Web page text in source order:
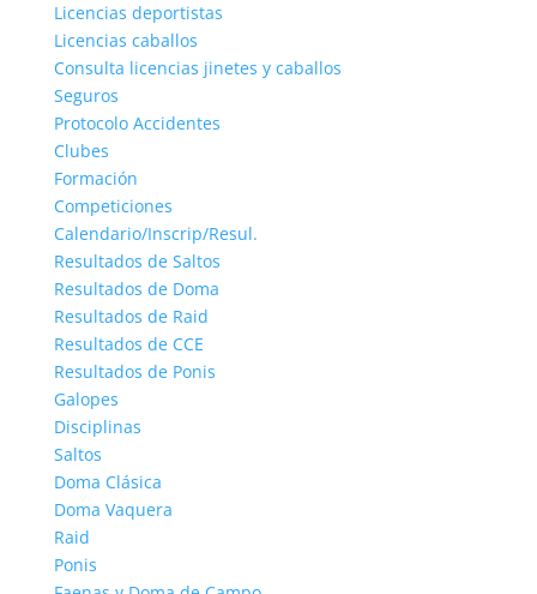
Licencias deportistas
Licencias caballos
Consulta licencias jinetes y caballos
Seguros
Protocolo Accidentes
Clubes
Formación
Competiciones
Calendario/Inscrip/Resul.
Resultados de Saltos
Resultados de Doma
Resultados de Raid
Resultados de CCE
Resultados de Ponis
Galopes
Disciplinas
Saltos
Doma Clásica
Doma Vaquera
Raid
Ponis